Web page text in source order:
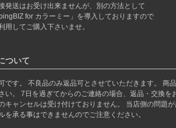
発送はお受け出来ませんが、別の方法として
for カラーミー」を導入しておりますので
してご購入下さいませ。
ついて
です。 不良品のみ返品可とさせていただきます。 商
い。 7日を過ぎてからのご連絡の場合、返品・交換を
キャンセルは受け付けておりません。 当店側の問題
を承る事はできませんのでご注意ください。